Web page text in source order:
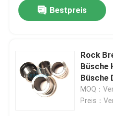
Bestpreis
Rock
Büsche
Büsche
MOQ：
Preis：